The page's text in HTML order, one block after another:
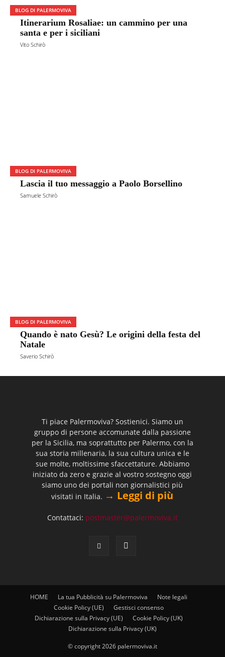
BLOG DI PALERMOVIVA
Itinerarium Rosaliae: un cammino per una
santa e per i siciliani
Vito Schirò
BLOG DI PALERMOVIVA
Lascia il tuo messaggio a Paolo Borsellino
Samuele Schirò
BLOG DI PALERMOVIVA
Quando è nato Gesù? Le origini della festa del
Natale
Saverio Schirò
Ti piace Palermoviva? Sostienici. Siamo un
gruppo di persone accomunate dalla passione
per la Sicilia, ma soprattutto per Palermo, con la
sua storia millenaria, la sua cultura unica e le
sue molte, moltissime sfaccettature. Abbiamo
iniziato da zero e grazie al vostro sostegno oggi
siamo uno dei portali non giornalistici più
visitati in Italia. → Leggi di più
Contattaci: postmaster@palermoviva.it
HOME La tua Pubblicità su Palermoviva
Note legali
Cookie Policy (UE)
Gestisci consenso
Dichiarazione sulla Privacy (UE)
Cookie Policy (UK)
Dichiarazione sulla Privacy (UK)
© copyright 2026 palermoviva.it